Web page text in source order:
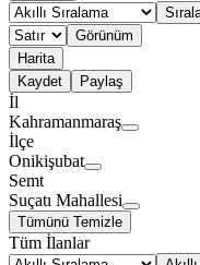
Görünüm
Harita
Kaydet
Paylaş
İl
Kahramanmaraş
İlçe
Onikişubat
Semt
Suçatı Mahallesi
Tümünü Temizle
Tüm İlanlar